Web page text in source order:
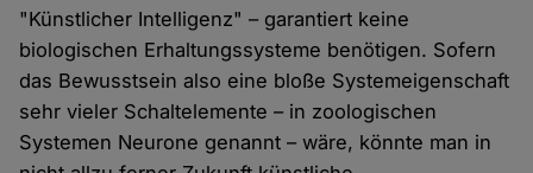
"Künstlicher Intelligenz" – garantiert keine
biologischen Erhaltungssysteme benötigen. Sofern
das Bewusstsein also eine bloße Systemeigenschaft
sehr vieler Schaltelemente – in zoologischen
Systemen Neurone genannt – wäre, könnte man in